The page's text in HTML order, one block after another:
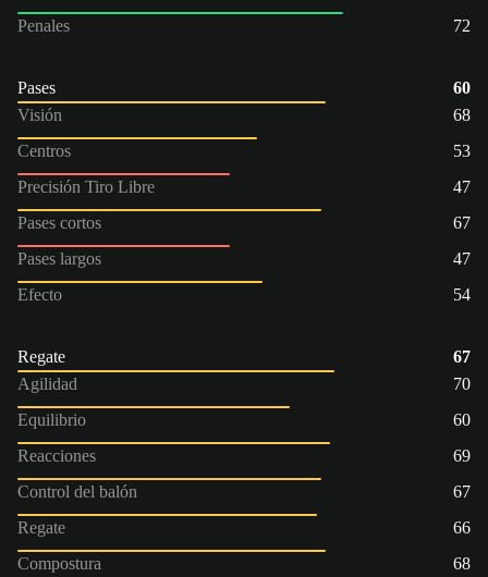
Penales
72
Pases
60
Visión
68
Centros
53
Precisión Tiro Libre
47
Pases cortos
67
Pases largos
47
Efecto
54
Regate
67
Agilidad
70
Equilibrio
60
Reacciones
69
Control del balón
67
Regate
66
Compostura
68